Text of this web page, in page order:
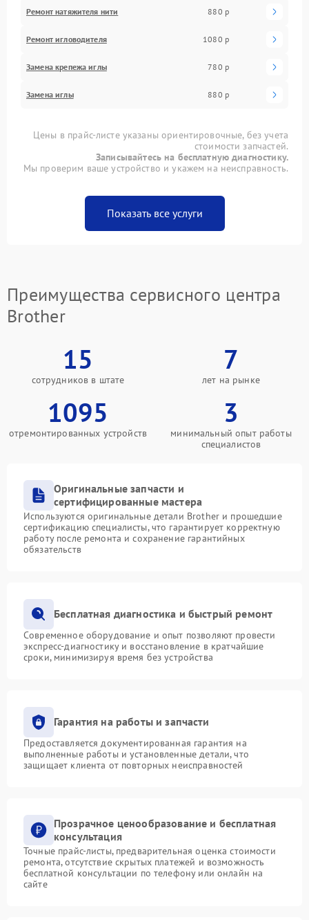
Ремонт натяжителя нити 880 р
Ремонт игловодителя 1080 р
Замена крепежа иглы 780 р
Замена иглы 880 р
Цены в прайс-листе указаны ориентировочные, без учета
стоимости запчастей.
Записывайтесь на бесплатную диагностику.
Мы проверим ваше устройство и укажем на неисправность.
Показать все услуги
Преимущества сервисного центра
Brother
15
сотрудников в штате
7
лет на рынке
1095
отремонтированных устройств
3
минимальный опыт работы
специалистов
Оригинальные запчасти и
сертифицированные мастера
Используются оригинальные детали Brother и прошедшие
сертификацию специалисты, что гарантирует корректную
работу после ремонта и сохранение гарантийных
обязательств
Бесплатная диагностика и быстрый ремонт
Современное оборудование и опыт позволяют провести
экспресс-диагностику и восстановление в кратчайшие
сроки, минимизируя время без устройства
Гарантия на работы и запчасти
Предоставляется документированная гарантия на
выполненные работы и установленные детали, что
защищает клиента от повторных неисправностей
Прозрачное ценообразование и бесплатная
консультация
Точные прайс-листы, предварительная оценка стоимости
ремонта, отсутствие скрытых платежей и возможность
бесплатной консультации по телефону или онлайн на
сайте